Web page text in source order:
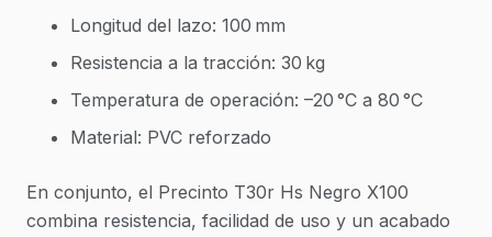
Longitud del lazo: 100 mm
Resistencia a la tracción: 30 kg
Temperatura de operación: –20 °C a 80 °C
Material: PVC reforzado
En conjunto, el Precinto T30r Hs Negro X100
combina resistencia, facilidad de uso y un acabado